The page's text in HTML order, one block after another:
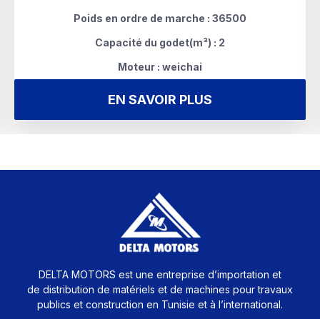
Poids en ordre de marche : 36500
Capacité du godet(m³) : 2
Moteur : weichai
EN SAVOIR PLUS
DELTA MOTORS est une entreprise d’importation et
de distribution de matériels et de machines pour travaux
publics et construction en Tunisie et à l’international.